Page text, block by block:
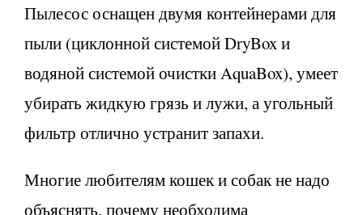
Пылесос оснащен двумя контейнерами для
пыли (циклонной системой DryBox и
водяной системой очистки AquaBox), умеет
убирать жидкую грязь и лужи, а угольный
фильтр отлично устранит запахи.
Многие любителям кошек и собак не надо
объяснять, почему необходима